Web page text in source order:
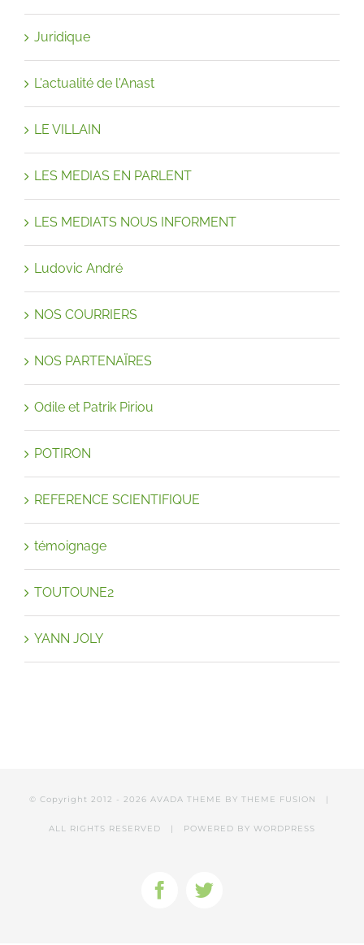
Juridique
L'actualité de l'Anast
LE VILLAIN
LES MEDIAS EN PARLENT
LES MEDIATS NOUS INFORMENT
Ludovic André
NOS COURRIERS
NOS PARTENAÏRES
Odile et Patrik Piriou
POTIRON
REFERENCE SCIENTIFIQUE
témoignage
TOUTOUNE2
YANN JOLY
© Copyright 2012 - 2026 AVADA THEME BY THEME FUSION |
ALL RIGHTS RESERVED | POWERED BY WORDPRESS
FacebookTwitter